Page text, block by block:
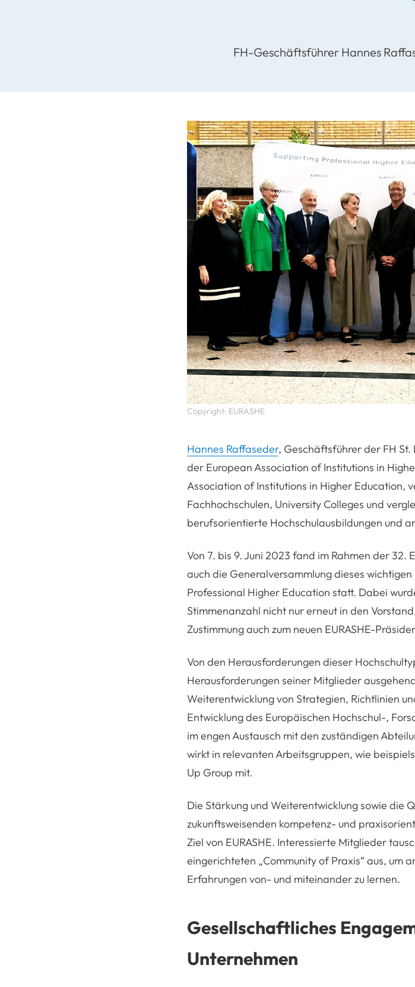
FH-Geschäftsführer Hannes
Copyright: EURASHE
Hannes Raffaseder, Geschäftsführer der FH St.
der European Association of Institutions in
Association of Institutions in Higher Education,
Fachhochschulen, University Colleges und
berufsorientierte Hochschulausbildungen und
Von 7. bis 9. Juni 2023 fand im Rahmen der 32.
auch die Generalversammlung dieses
Professional Higher Education statt. Dabei
Stimmenanzahl nicht nur erneut in den
Zustimmung auch zum neuen EURASHE-
Von den Herausforderungen dieser
Herausforderungen seiner Mitglieder
Weiterentwicklung von Strategien, Richtlinien
Entwicklung des Europäischen Hochschul-,
im engen Austausch mit den zuständigen
wirkt in relevanten Arbeitsgruppen, wie
Up Group mit.
Die Stärkung und Weiterentwicklung sowie die
zukunftsweisenden kompetenz- und
Ziel von EURASHE. Interessierte Mitglieder
eingerichteten „Community of Praxis“ aus, um
Erfahrungen von- und miteinander zu lernen.
Gesellschaftliches
Unternehmen